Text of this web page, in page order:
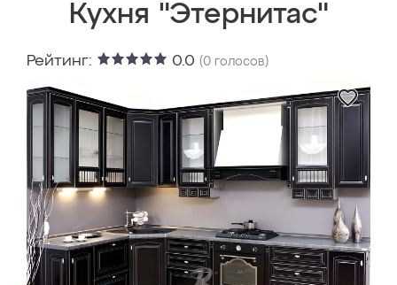
Кухня "Этернитас"
Рейтинг: 0.0 (0 голосов)